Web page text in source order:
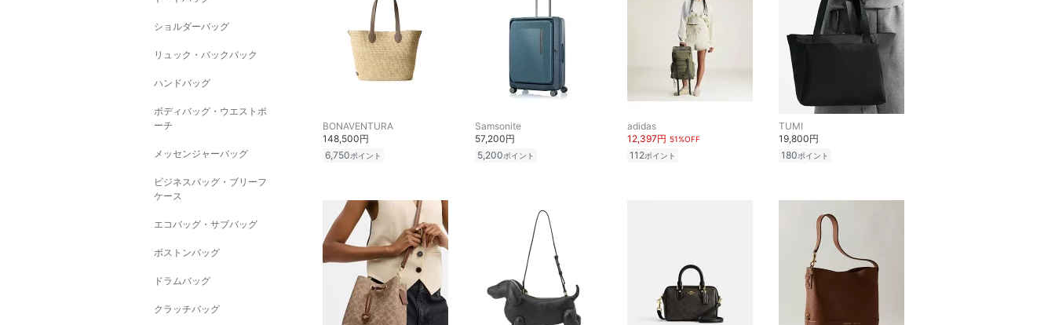
ショルダーバッグ
リュック・バックパック
ハンドバッグ
ボディバッグ・ウエストポ
ーチ
メッセンジャーバッグ
ビジネスバッグ・ブリーフ
ケース
エコバッグ・サブバッグ
ボストンバッグ
ドラムバッグ
クラッチバッグ
BONAVENTURA
148,500円
6,750ポイント
Samsonite
57,200円
5,200ポイント
adidas
12,397円 51%OFF
112ポイント
TUMI
19,800円
180ポイント